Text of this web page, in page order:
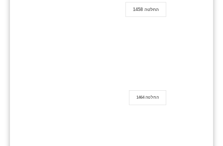
החלטה 1458
החלטה 1464